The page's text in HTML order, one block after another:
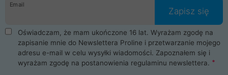
Email
Zapisz się
Oświadczam, że mam ukończone 16 lat. Wyrażam zgodę na
zapisanie mnie do Newslettera Proline i przetwarzanie mojego
adresu e-mail w celu wysyłki wiadomości. Zapoznałem się i
wyrażam zgodę na postanowienia regulaminu newslettera.